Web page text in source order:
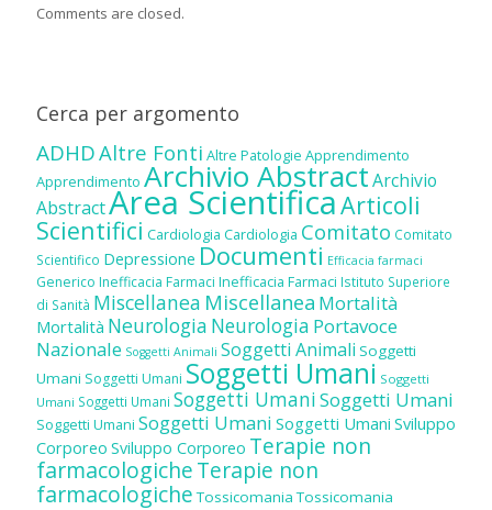
Comments are closed.
Cerca per argomento
ADHDAltre Fonti Altre Patologie Apprendimento
Apprendimento Archivio AbstractArchivio
AbstractArea ScientificaArticoli
Scientifici Cardiologia Cardiologia Comitato Comitato
Scientifico Depressione Documenti Efficacia farmaci
Generico Inefficacia Farmaci Inefficacia Farmaci Istituto Superiore
di Sanità Miscellanea Miscellanea Mortalità
Mortalità Neurologia Neurologia Portavoce
Nazionale Soggetti Animali Soggetti Animali Soggetti
Umani Soggetti Umani Soggetti Umani Soggetti
Umani Soggetti Umani Soggetti UmaniSoggetti Umani
Soggetti Umani Soggetti Umani Soggetti Umani Sviluppo
Corporeo Sviluppo Corporeo Terapie non
farmacologicheTerapie non
farmacologiche Tossicomania Tossicomania